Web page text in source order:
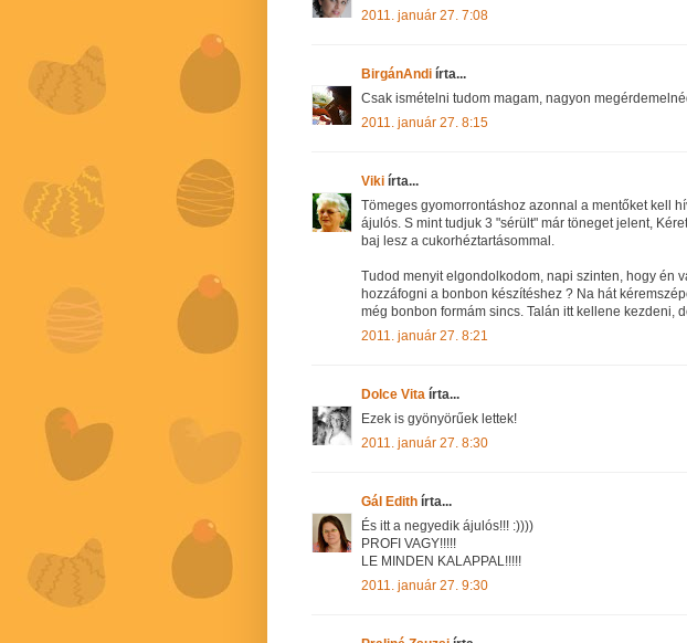
2011. január 27. 7:08
BirgánAndi írta...
Csak ismételni tudom magam, nagyon
2011. január 27. 8:15
Viki írta...
Tömeges gyomorrontáshoz azonnal a mentőket kell
ájulós. S mint tudjuk 3 "sérült" már töneget jelent,
baj lesz a cukorhéztartásommal.
Tudod menyit elgondolkodom, napi szinten, hogy én
hozzáfogni a bonbon készítéshez ? Na hát
még bonbon formám sincs. Talán itt kellene kezdeni,
2011. január 27. 8:21
Dolce Vita írta...
Ezek is gyönyörűek lettek!
2011. január 27. 8:30
Gál Edith írta...
És itt a negyedik ájulós!!! :))))
PROFI VAGY!!!!!
LE MINDEN KALAPPAL!!!!!
2011. január 27. 9:30